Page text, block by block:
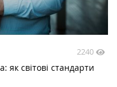
2240
як світові стандарти